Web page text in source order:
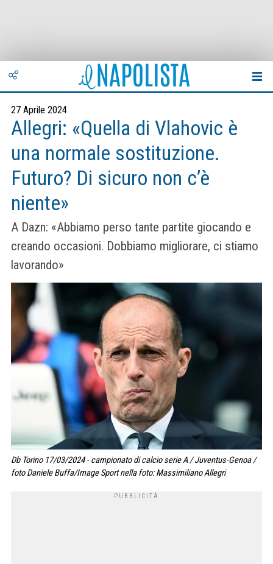
27 Aprile 2024
Allegri: «Quella di Vlahovic è
una normale sostituzione.
Futuro? Di sicuro non c’è
niente»
A Dazn: «Abbiamo perso tante partite giocando e
creando occasioni. Dobbiamo migliorare, ci stiamo
lavorando»
Db Torino 17/03/2024 - campionato di calcio serie A / Juventus-Genoa /
foto Daniele Buffa/Image Sport nella foto: Massimiliano Allegri